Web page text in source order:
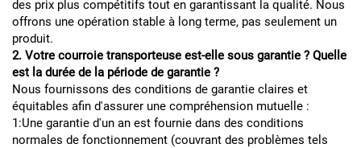
des prix plus compétitifs tout en garantissant la qualité. Nous
offrons une opération stable à long terme, pas seulement un
produit.
2. Votre courroie transporteuse est-elle sous garantie ? Quelle
est la durée de la période de garantie ?
Nous fournissons des conditions de garantie claires et
équitables afin d'assurer une compréhension mutuelle :
1:Une garantie d'un an est fournie dans des conditions
normales de fonctionnement (couvrant des problèmes tels